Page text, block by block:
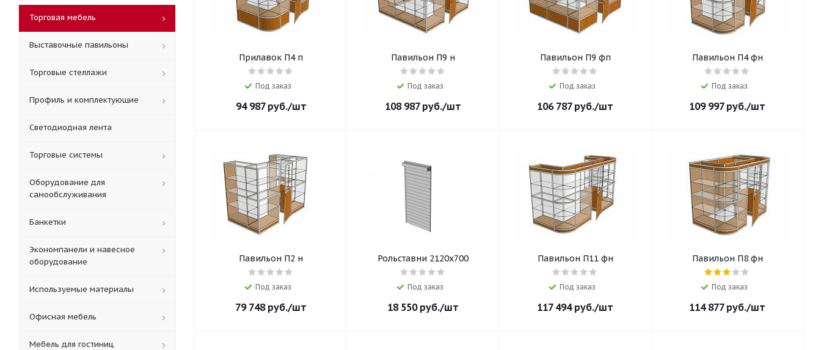
Прилавок П4 п
Под заказ
94 987руб./шт
Павильон П9 н
Под заказ
108 987руб./шт
Павильон П9 фп
Под заказ
106 787руб./шт
Павильон П4 фн
Под заказ
109 997руб./шт
Павильон П2 н
Под заказ
79 748руб./шт
Рольставни 2120х700
Под заказ
18 550руб./шт
Павильон П11 фн
Под заказ
117 494руб./шт
Павильон П8 фн
Под заказ
114 877руб./шт
Торговая мебель
Выставочные павильоны
Торговые стеллажи
Профиль и комплектующие
Светодиодная лента
Торговые системы
Оборудование для
самообслуживания
Банкетки
Экономпанели и навесное
оборудование
Используемые материалы
Офисная мебель
Мебель для гостиниц